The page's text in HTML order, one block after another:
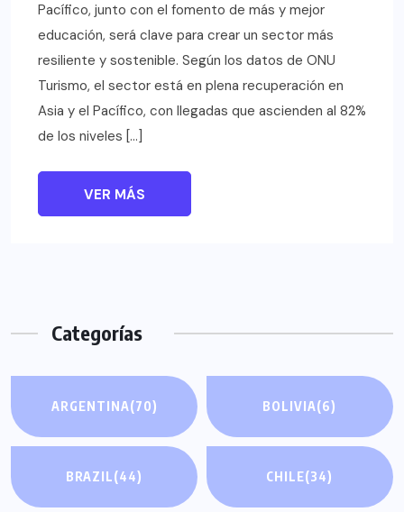
Pacífico, junto con el fomento de más y mejor
educación, será clave para crear un sector más
resiliente y sostenible. Según los datos de ONU
Turismo, el sector está en plena recuperación en
Asia y el Pacífico, con llegadas que ascienden al 82%
de los niveles […]
VER MÁS
Categorías
ARGENTINA(70) BOLIVIA(6)
BRAZIL(44) CHILE(34)